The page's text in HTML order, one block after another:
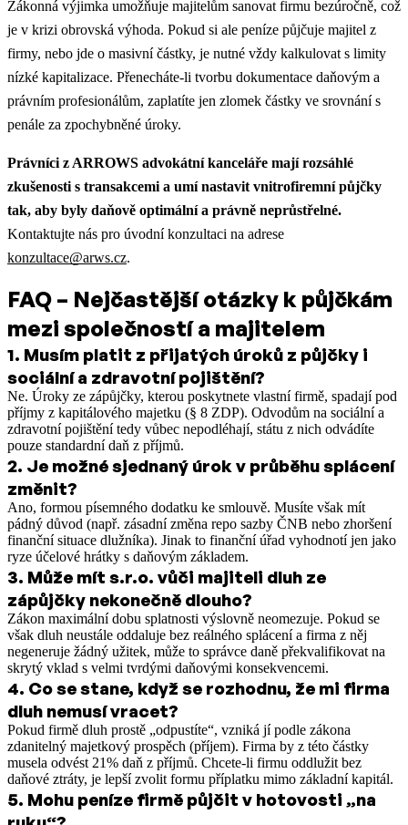
Zákonná výjimka umožňuje majitelům sanovat firmu bezúročně, což
je v krizi obrovská výhoda. Pokud si ale peníze půjčuje majitel z
firmy, nebo jde o masivní částky, je nutné vždy kalkulovat s limity
nízké kapitalizace. Přenecháte-li tvorbu dokumentace daňovým a
právním profesionálům, zaplatíte jen zlomek částky ve srovnání s
penále za zpochybněné úroky.
Právníci z ARROWS advokátní kanceláře mají rozsáhlé
zkušenosti s transakcemi a umí nastavit vnitrofiremní půjčky
tak, aby byly daňově optimální a právně neprůstřelné.
Kontaktujte nás pro úvodní konzultaci na adrese
konzultace@arws.cz.
FAQ – Nejčastější otázky k půjčkám
mezi společností a majitelem
1. Musím platit z přijatých úroků z půjčky i
sociální a zdravotní pojištění?
Ne. Úroky ze zápůjčky, kterou poskytnete vlastní firmě, spadají pod
příjmy z kapitálového majetku (§ 8 ZDP). Odvodům na sociální a
zdravotní pojištění tedy vůbec nepodléhají, státu z nich odvádíte
pouze standardní daň z příjmů.
2. Je možné sjednaný úrok v průběhu splácení
změnit?
Ano, formou písemného dodatku ke smlouvě. Musíte však mít
pádný důvod (např. zásadní změna repo sazby ČNB nebo zhoršení
finanční situace dlužníka). Jinak to finanční úřad vyhodnotí jen jako
ryze účelové hrátky s daňovým základem.
3. Může mít s.r.o. vůči majiteli dluh ze
zápůjčky nekonečně dlouho?
Zákon maximální dobu splatnosti výslovně neomezuje. Pokud se
však dluh neustále oddaluje bez reálného splácení a firma z něj
negeneruje žádný užitek, může to správce daně překvalifikovat na
skrytý vklad s velmi tvrdými daňovými konsekvencemi.
4. Co se stane, když se rozhodnu, že mi firma
dluh nemusí vracet?
Pokud firmě dluh prostě „odpustíte“, vzniká jí podle zákona
zdanitelný majetkový prospěch (příjem). Firma by z této částky
musela odvést 21% daň z příjmů. Chcete-li firmu oddlužit bez
daňové ztráty, je lepší zvolit formu příplatku mimo základní kapitál.
5. Mohu peníze firmě půjčit v hotovosti „na